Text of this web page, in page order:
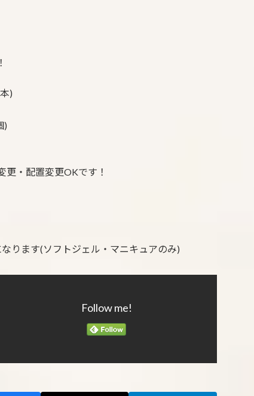
)
)
更・配置変更OKです！
ります(ソフトジェル・マニキュアのみ)
Follow me!